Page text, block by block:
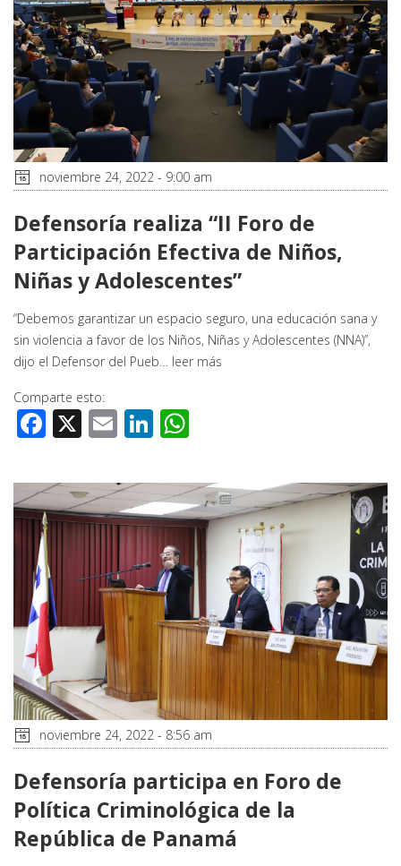
noviembre 24, 2022 - 9:00 am
Defensoría realiza “II Foro de
Participación Efectiva de Niños,
Niñas y Adolescentes”
“Debemos garantizar un espacio seguro, una educación sana y
sin violencia a favor de los Niños, Niñas y Adolescentes (NNA)”,
dijo el Defensor del Pueb… leer más
Comparte esto:
Facebook
X EmailLinkedIn
noviembre 24, 2022 - 8:56 am
Defensoría participa en Foro de
Política Criminológica de la
República de Panamá